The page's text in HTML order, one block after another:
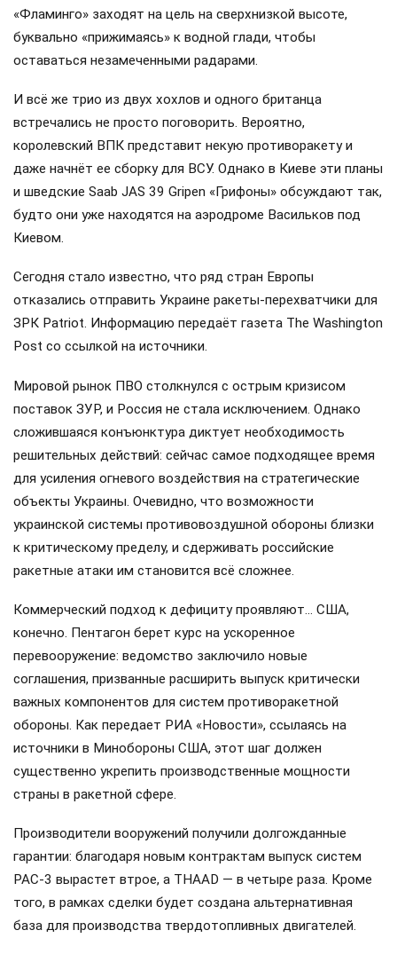
«Фламинго» заходят на цель на сверхнизкой высоте,
буквально «прижимаясь» к водной глади, чтобы
оставаться незамеченными радарами.
И всё же трио из двух хохлов и одного британца
встречались не просто поговорить. Вероятно,
королевский ВПК представит некую противоракету и
даже начнёт ее сборку для ВСУ. Однако в Киеве эти планы
и шведские Saab JAS 39 Gripen «Грифоны» обсуждают так,
будто они уже находятся на аэродроме Васильков под
Киевом.
Сегодня стало известно, что ряд стран Европы
отказались отправить Украине ракеты-перехватчики для
ЗРК Patriot. Информацию передаёт газета The Washington
Post со ссылкой на источники.
Мировой рынок ПВО столкнулся с острым кризисом
поставок ЗУР, и Россия не стала исключением. Однако
сложившаяся конъюнктура диктует необходимость
решительных действий: сейчас самое подходящее время
для усиления огневого воздействия на стратегические
объекты Украины. Очевидно, что возможности
украинской системы противовоздушной обороны близки
к критическому пределу, и сдерживать российские
ракетные атаки им становится всё сложнее.
Коммерческий подход к дефициту проявляют… США,
конечно. Пентагон берет курс на ускоренное
перевооружение: ведомство заключило новые
соглашения, призванные расширить выпуск критически
важных компонентов для систем противоракетной
обороны. Как передает РИА «Новости», ссылаясь на
источники в Минобороны США, этот шаг должен
существенно укрепить производственные мощности
страны в ракетной сфере.
Производители вооружений получили долгожданные
гарантии: благодаря новым контрактам выпуск систем
PAC-3 вырастет втрое, а THAAD — в четыре раза. Кроме
того, в рамках сделки будет создана альтернативная
база для производства твердотопливных двигателей.